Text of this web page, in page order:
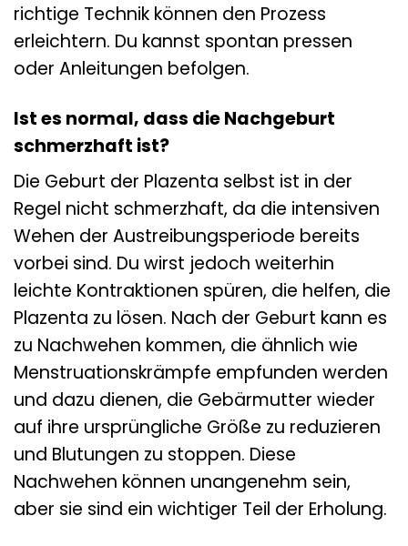
richtige Technik können den Prozess
erleichtern. Du kannst spontan pressen
oder Anleitungen befolgen.
Ist es normal, dass die Nachgeburt
schmerzhaft ist?
Die Geburt der Plazenta selbst ist in der
Regel nicht schmerzhaft, da die intensiven
Wehen der Austreibungsperiode bereits
vorbei sind. Du wirst jedoch weiterhin
leichte Kontraktionen spüren, die helfen, die
Plazenta zu lösen. Nach der Geburt kann es
zu Nachwehen kommen, die ähnlich wie
Menstruationskrämpfe empfunden werden
und dazu dienen, die Gebärmutter wieder
auf ihre ursprüngliche Größe zu reduzieren
und Blutungen zu stoppen. Diese
Nachwehen können unangenehm sein,
aber sie sind ein wichtiger Teil der Erholung.